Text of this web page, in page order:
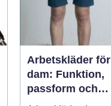
Arbetskläder för
dam: Funktion,
passform och
hållbarhet i